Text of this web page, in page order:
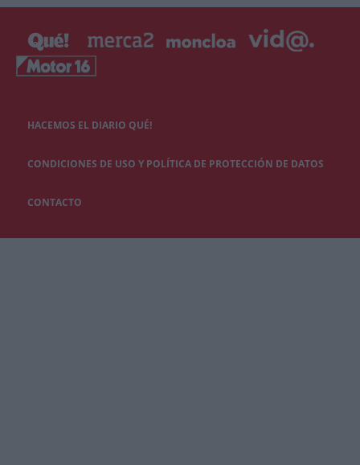
HACEMOS EL DIARIO QUÉ!
CONDICIONES DE USO Y POLÍTICA DE PROTECCIÓN DE DATOS
CONTACTO